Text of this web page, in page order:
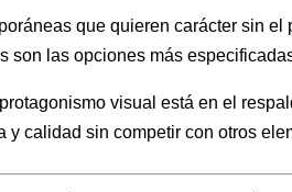
que quieren carácter sin
son las opciones más
visual está en el
calidad sin competir con otros